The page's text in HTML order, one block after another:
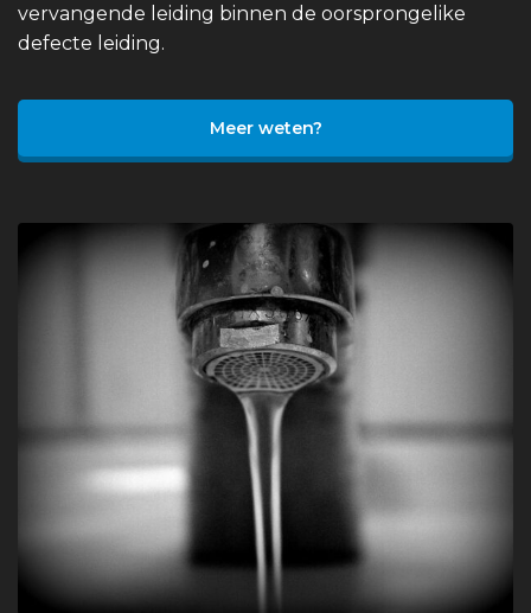
vervangende leiding binnen de oorsprongelike
defecte leiding.
Meer weten?